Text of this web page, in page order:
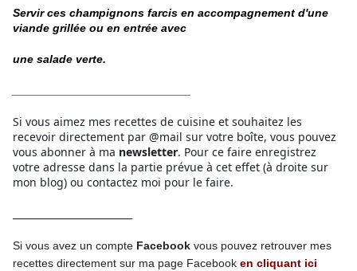
Servir ces champignons farcis en accompagnement d'une
viande grillée ou en entrée avec
une salade verte.
Si vous aimez mes recettes de cuisine et souhaitez les
recevoir directement par @mail sur votre boîte, vous pouvez
vous abonner à ma newsletter. Pour ce faire enregistrez
votre adresse dans la partie prévue à cet effet (à droite sur
mon blog) ou contactez moi pour le faire.
Si vous avez un compte Facebook vous pouvez retrouver mes
recettes directement sur ma page Facebook en cliquant ici